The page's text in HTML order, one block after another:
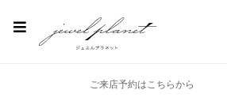
ご来店予約はこちらから